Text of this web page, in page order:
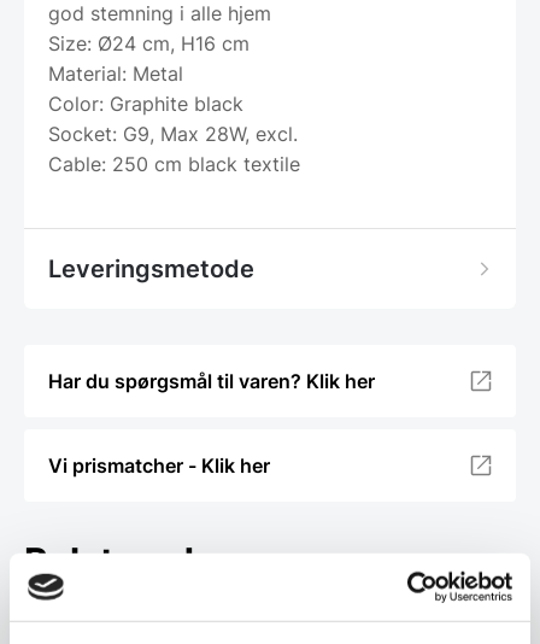
god stemning i alle hjem
Size: Ø24 cm, H16 cm
Material: Metal
Color: Graphite black
Socket: G9, Max 28W, excl.
Cable: 250 cm black textile
Leveringsmetode
Har du spørgsmål til varen? Klik her
Vi prismatcher - Klik her
Relaterede varer